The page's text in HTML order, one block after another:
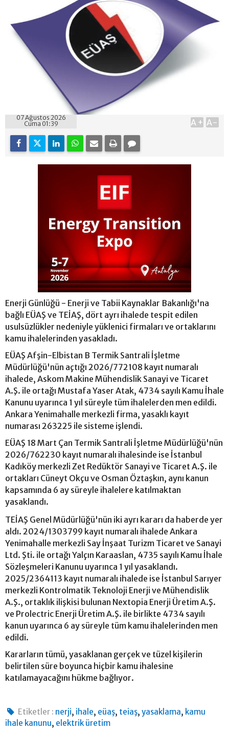
07 Ağustos 2026
Cuma 01:39
A+ A-
Enerji Günlüğü - Enerji ve Tabii Kaynaklar Bakanlığı'na
bağlı EÜAŞ ve TEİAŞ, dört ayrı ihalede tespit edilen
usulsüzlükler nedeniyle yüklenici firmaları ve ortaklarını
kamu ihalelerinden yasakladı.
EÜAŞ Afşin-Elbistan B Termik Santrali İşletme
Müdürlüğü'nün açtığı 2026/772108 kayıt numaralı
ihalede, Askom Makine Mühendislik Sanayi ve Ticaret
A.Ş. ile ortağı Mustafa Yaser Atak, 4734 sayılı Kamu İhale
Kanunu uyarınca 1 yıl süreyle tüm ihalelerden men edildi.
Ankara Yenimahalle merkezli firma, yasaklı kayıt
numarası 263225 ile sisteme işlendi.
EÜAŞ 18 Mart Çan Termik Santrali İşletme Müdürlüğü'nün
2026/762230 kayıt numaralı ihalesinde ise İstanbul
Kadıköy merkezli Zet Redüktör Sanayi ve Ticaret A.Ş. ile
ortakları Cüneyt Okçu ve Osman Öztaşkın, aynı kanun
kapsamında 6 ay süreyle ihalelere katılmaktan
yasaklandı.
TEİAŞ Genel Müdürlüğü'nün iki ayrı kararı da haberde yer
aldı. 2024/1303799 kayıt numaralı ihalede Ankara
Yenimahalle merkezli Say İnşaat Turizm Ticaret ve Sanayi
Ltd. Şti. ile ortağı Yalçın Karaaslan, 4735 sayılı Kamu İhale
Sözleşmeleri Kanunu uyarınca 1 yıl yasaklandı.
2025/2364113 kayıt numaralı ihalede ise İstanbul Sarıyer
merkezli Kontrolmatik Teknoloji Enerji ve Mühendislik
A.Ş., ortaklık ilişkisi bulunan Nextopia Enerji Üretim A.Ş.
ve Prolectric Enerji Üretim A.Ş. ile birlikte 4734 sayılı
kanun uyarınca 6 ay süreyle tüm kamu ihalelerinden men
edildi.
Kararların tümü, yasaklanan gerçek ve tüzel kişilerin
belirtilen süre boyunca hiçbir kamu ihalesine
katılamayacağını hükme bağlıyor.
Etiketler : nerji, ihale, eüaş, teiaş,yasaklama, kamu
ihale kanunu, elektrik üretim